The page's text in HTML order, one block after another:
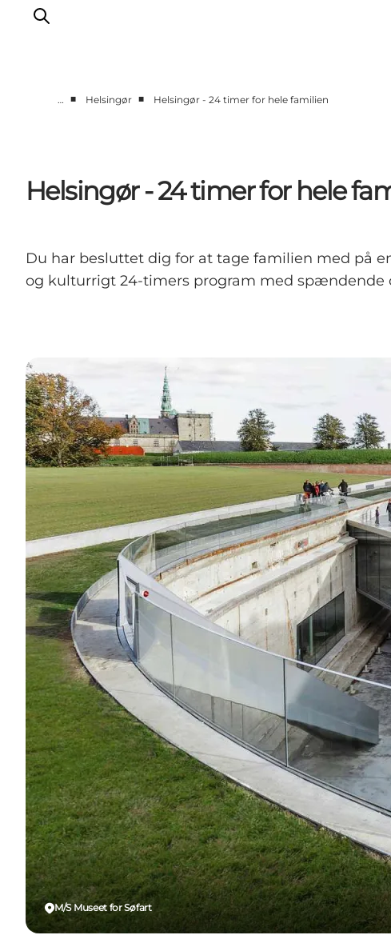
Spis & drik
Områder
CopenPay
Copenhagen Card
… ■ Helsingør ■ Helsingør - 24 timer for hele familien
Helsingør - 24 timer for hele
Du har besluttet dig for at tage familien med på
og kulturrigt 24-timers program med spændende
M/S Museet for Søfart